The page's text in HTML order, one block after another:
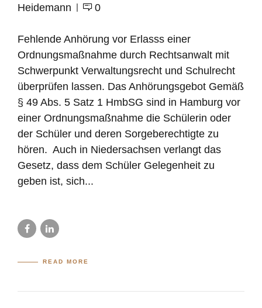
Heidemann
0
Fehlende Anhörung vor Erlasss einer
Ordnungsmaßnahme durch Rechtsanwalt mit
Schwerpunkt Verwaltungsrecht und Schulrecht
überprüfen lassen. Das Anhörungsgebot Gemäß
§ 49 Abs. 5 Satz 1 HmbSG sind in Hamburg vor
einer Ordnungsmaßnahme die Schülerin oder
der Schüler und deren Sorgeberechtigte zu
hören. Auch in Niedersachsen verlangt das
Gesetz, dass dem Schüler Gelegenheit zu
geben ist, sich...
READ MORE